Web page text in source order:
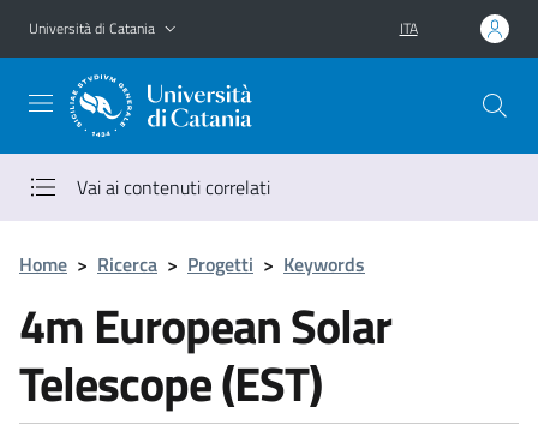
Vai al contenuto principale
Vai al menu di navigazione
Università di Catania ITA
Vai ai contenuti correlati
Home > Ricerca > Progetti > Keywords
4m European Solar
Telescope (EST)